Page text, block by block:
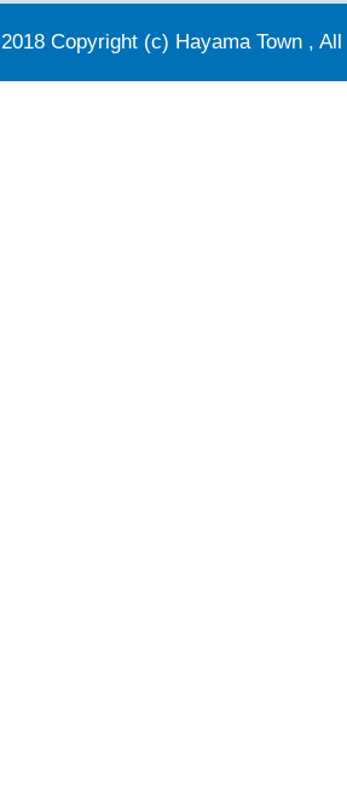
2018 Copyright (c) Hayama Town ,